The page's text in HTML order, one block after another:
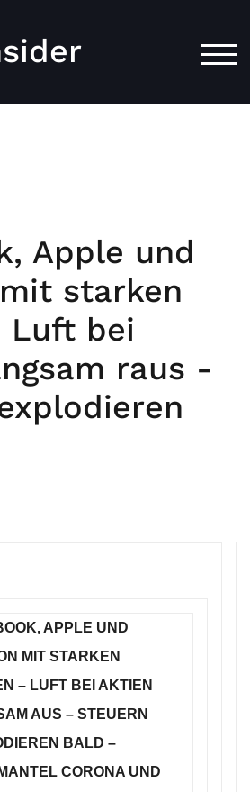
Apple und
starken
Luft bei
raus -
APPLE UND
MIT STARKEN
– LUFT BEI AKTIEN
AUS – STEUERN
BALD –
CORONA UND